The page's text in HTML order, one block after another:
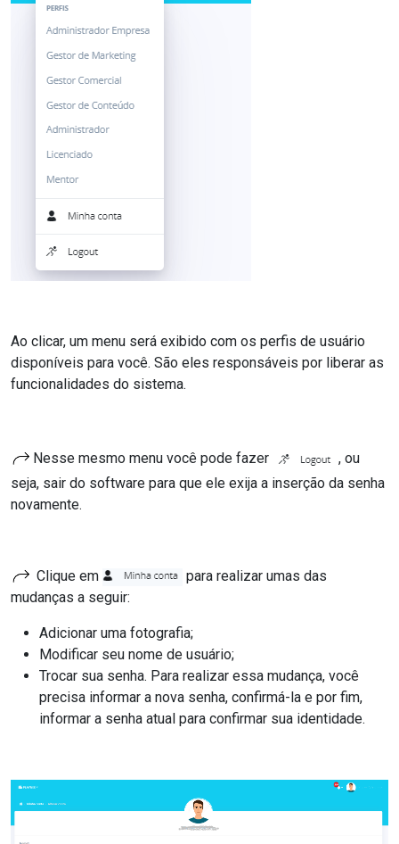
Ao clicar, um menu será exibido com os perfis de usuário
disponíveis para você. São eles responsáveis por liberar as
funcionalidades do sistema.
Nesse mesmo menu você pode fazer
, ou
seja, sair do software para que ele exija a inserção da senha
novamente.
Clique em
para realizar umas das
mudanças a seguir:
Adicionar uma fotografia;
Modificar seu nome de usuário;
Trocar sua senha. Para realizar essa mudança, você
precisa informar a nova senha, confirmá-la e por fim,
informar a senha atual para confirmar sua identidade.